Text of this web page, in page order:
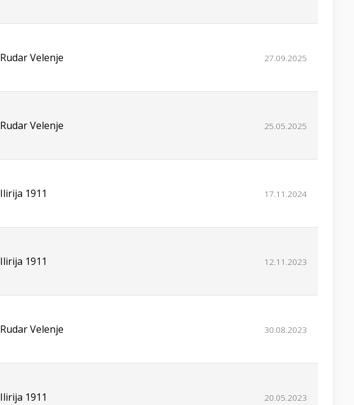
Rudar Velenje 27.09.2025
Rudar Velenje 25.05.2025
Ilirija 1911 17.11.2024
Ilirija 1911 12.11.2023
Rudar Velenje 30.08.2023
Ilirija 1911 20.05.2023